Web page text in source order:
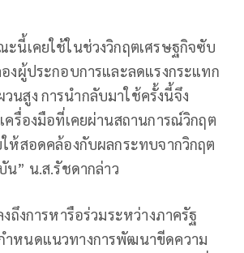
ะนี้เคยใช้ในช่วงวิกฤตเศรษฐกิจซับ
งผู้ประกอบการและลดแรงกระแทก
นสูง การนำกลับมาใช้ครั้งนี้จึง
ครื่องมือที่เคยผ่านสถานการณ์วิกฤต
ห้สอดคล้องกับผลกระทบจากวิกฤต
น” น.ส.รัชดากล่าว
ถึงการหารือร่วมระหว่างภาครัฐ
ำหนดแนวทางการพัฒนาขีดความ